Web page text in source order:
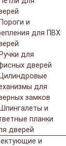
Пороги и
для ПВХ
Ручки для
дверей
Цилиндровые
для
замков
Шпингалеты и
планки
дверей
и